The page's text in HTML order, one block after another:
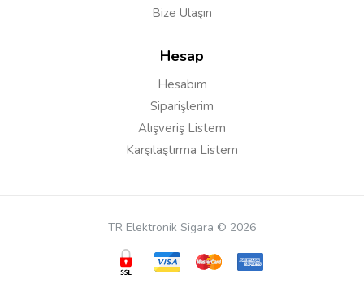
Bize Ulaşın
Hesap
Hesabım
Siparişlerim
Alışveriş Listem
Karşılaştırma Listem
TR Elektronik Sigara © 2026